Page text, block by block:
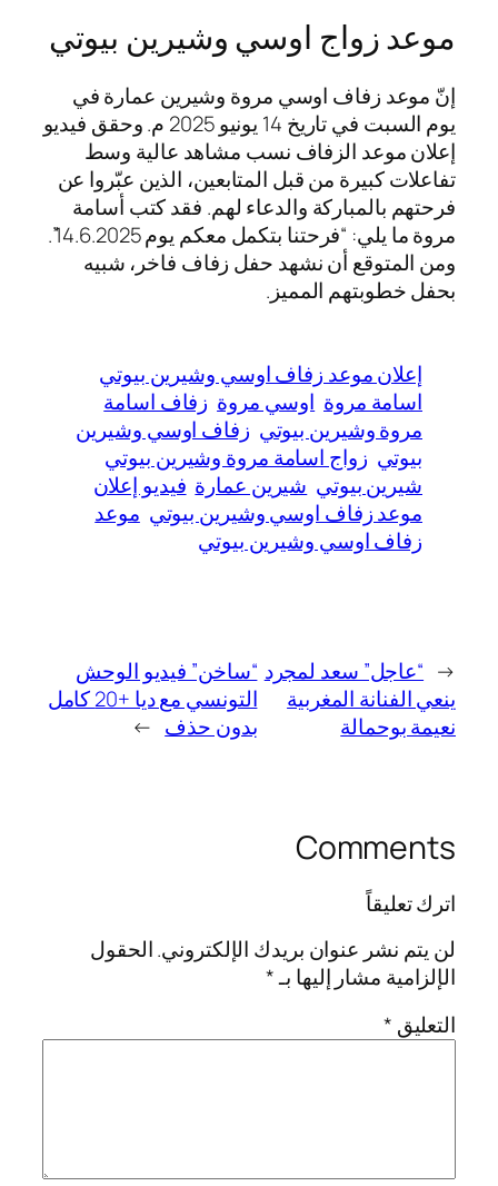
موعد زواج اوسي وشيرين بيوتي
إنّ موعد زفاف اوسي مروة وشيرين عمارة في
يوم السبت في تاريخ 14 يونيو 2025 م. وحقق فيديو
إعلان موعد الزفاف نسب مشاهد عالية وسط
تفاعلات كبيرة من قبل المتابعين، الذين عبّروا عن
فرحتهم بالمباركة والدعاء لهم. فقد كتب أسامة
مروة ما يلي: “فرحتنا بتكمل معكم يوم 14.6.2025”.
ومن المتوقع أن نشهد حفل زفاف فاخر، شبيه
بحفل خطوبتهم المميز.
إعلان موعد زفاف اوسي وشيرين بيوتي
اسامة مروة اوسي مروة زفاف اسامة
مروة وشيرين بيوتي زفاف اوسي وشيرين
بيوتي زواج اسامة مروة وشيرين بيوتي
شيرين بيوتي شيرين عمارة فيديو إعلان
موعد زفاف اوسي وشيرين بيوتي موعد
زفاف اوسي وشيرين بيوتي
← “عاجل” سعد لمجرد
ينعي الفنانة المغربية
نعيمة بوحمالة
“ساخن” فيديو الوحش
التونسي مع ديا +20 كامل
بدون حذف →
Comments
اترك تعليقاً
لن يتم نشر عنوان بريدك الإلكتروني.الحقول
الإلزامية مشار إليها بـ*
التعليق *